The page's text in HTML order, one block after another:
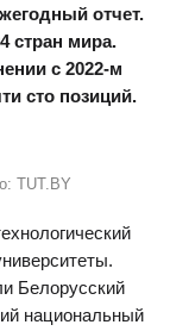
отчет.
стран мира.
с 2022-м
сто позиций.
TUT.BY
Белорусский
национальный